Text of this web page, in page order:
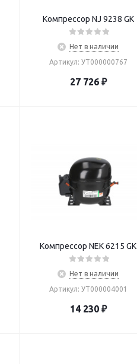
Компрессор NJ 9238 GK
Нет в наличии
Артикул: УТ000000767
27 726₽
Компрессор NEK 6215 GK
Нет в наличии
Артикул: УТ000004001
14 230₽